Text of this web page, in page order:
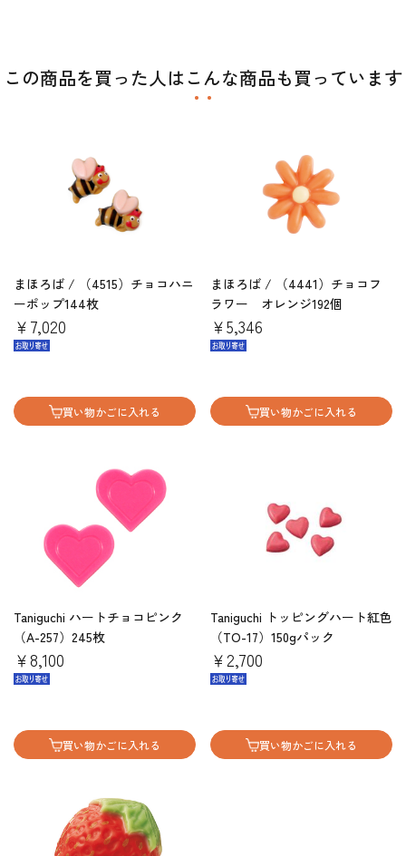
この商品を買った人はこんな商品も買っています
まほろば / （4515）チョコハニ
ーポップ144枚
￥7,020
買い物かごに入れる
まほろば / （4441）チョコフ
ラワー オレンジ192個
￥5,346
買い物かごに入れる
Taniguchi ハートチョコピンク
（A-257）245枚
￥8,100
買い物かごに入れる
Taniguchi トッピングハート紅色
（TO-17）150gパック
￥2,700
買い物かごに入れる